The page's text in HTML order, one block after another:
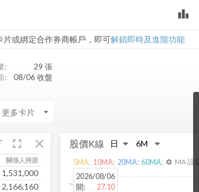
leaderboard
片或綁定合作券商帳戶，即可解鎖即時及進階功能
股
: 29 張
:
08/06 收盤
arrow_drop_down
fullscreen close
關係人持股
1,531,000
2,166,160
股價K線
2026/08/06
開:
27.10
5MA: 10MA: 20MA: 60MA: settings MA 設定